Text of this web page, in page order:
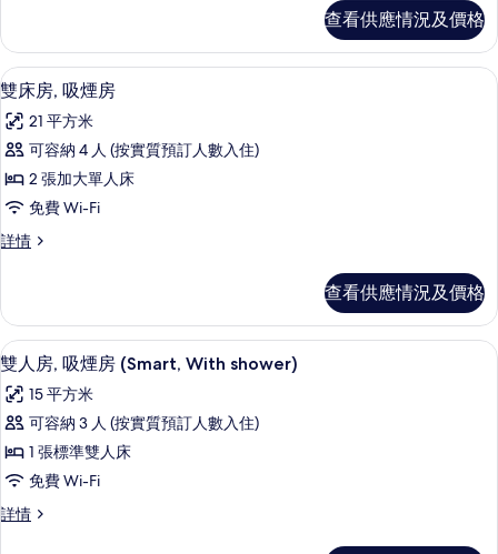
煙
房
(Single
Use)
的
相
片
煙
房
(Single
詳
情
查看供應情況及價格
載
入
所
有
雙
房,
煙
房
的
相
片
4
雙床房, 吸煙房
21 平方米
可容納 4 人 (按實質預訂人數入住)
2 張加大單人床
免費 Wi-Fi
詳情
雙
煙
房
詳
查看供應情況及價格
載
入
所
有
雙
房,
5
雙人房, 吸煙房 (Smart, With shower)
15 平方米
可容納 3 人 (按實質預訂人數入住)
1 張標準雙人床
免費 Wi-Fi
詳情
雙